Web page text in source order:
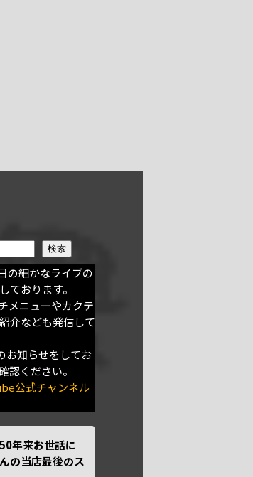
検索
の細かなライブの
ております。
メニューやカクテ
介なども発信して
お知らせをしてお
認ください。
公式チャンネル
年来お世話に
の当店最後のス